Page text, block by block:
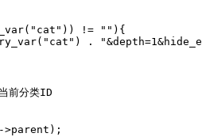
!= ""){
.
分类ID
>parent);